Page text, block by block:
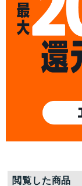
閲覧した商品